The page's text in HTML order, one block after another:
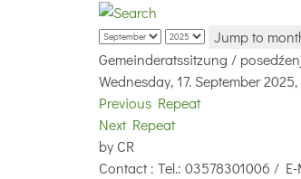
Jump to
Gemeinderatssitzung /
Wednesday, 17. September
Previous Repeat
Next Repeat
by CR
Contact: Tel.: 03578301006 /